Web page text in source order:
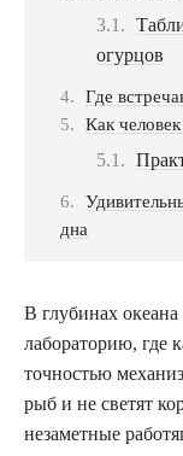
огурцов
Где
Как
дна
В глубинах
лабораторию, где
точностью
рыб и не светят
незаметные